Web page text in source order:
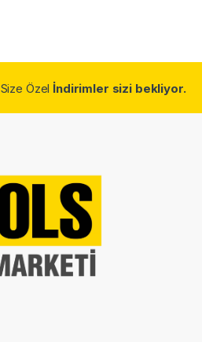
Size Özel İndirimler sizi bekliyor.